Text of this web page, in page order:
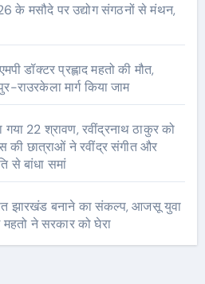
मसौदे पर उद्योग संगठनों से मंथन,
डॉक्टर प्रह्लाद महतो की मौत,
राउरकेला मार्ग किया जाम
22 श्रावण, रवींद्रनाथ ठाकुर को
की छात्राओं ने रवींद्र संगीत और
से बांधा समां
झारखंड बनाने का संकल्प, आजसू युवा
ने सरकार को घेरा